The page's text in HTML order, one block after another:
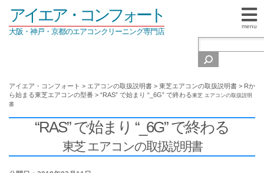
menu
アイエア・コンフォート
大阪・神戸・京都のエアコンクリーニング専門店
アイエア・コンフォート > エアコンの取扱説明書 > 東芝エアコンの取扱説明書 > Rか
ら始まる東芝エアコンの型番 > “RAS” で始まり “_6G” で終わる東芝 エアコンの取扱説明
書
“RAS” で始まり “_6G” で終わる
東芝 エアコンの取扱説明書